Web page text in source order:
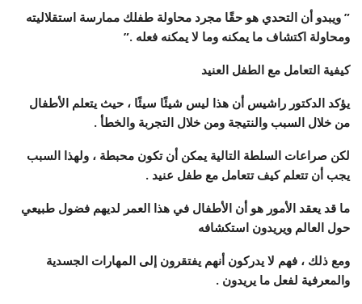
” ويبدو أن التحدي هو حقًا مجرد محاولة طفلك ممارسة استقلاليته
ومحاولة اكتشاف ما يمكنه وما لا يمكنه فعله .”
كيفية التعامل مع الطفل العنيد
يؤكد الدكتور راشيس أن هذا ليس شيئًا سيئًا ، حيث يتعلم الأطفال
من خلال السبب والنتيجة ومن خلال التجربة والخطأ .
لكن صراعات السلطة التالية يمكن أن تكون محبطة ، ولهذا السبب
يجب أن تتعلم كيف تتعامل مع طفل عنيد .
ما قد يعقد الأمور هو أن الأطفال في هذا العمر لديهم فضول طبيعي
حول العالم ويريدون استكشافه
ومع ذلك ، فهم لا يدركون أنهم يفتقرون إلى المهارات الجسدية
والمعرفية لفعل ما يريدون .